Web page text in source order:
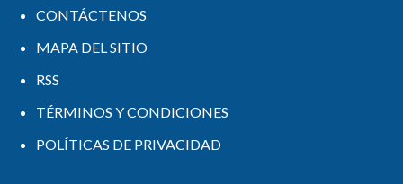
CONTÁCTENOS
MAPA DEL SITIO
RSS
TÉRMINOS Y CONDICIONES
POLÍTICAS DE PRIVACIDAD